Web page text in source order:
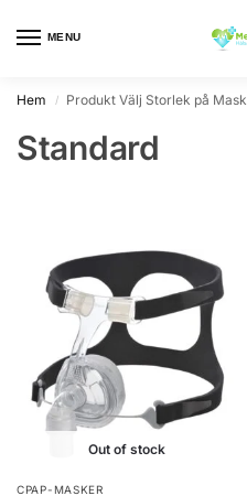
MENU
Hem / Produkt Välj Storlek på Mask
Standard
Out of stock
CPAP-MASKER